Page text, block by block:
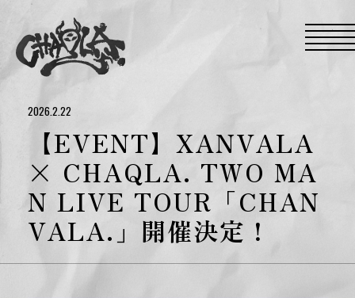
o
n
t
e
n
t
2026.2.22
【EVENT】XANVALA
× CHAQLA. TWO MA
N LIVE TOUR「CHAN
VALA.」開催決定！